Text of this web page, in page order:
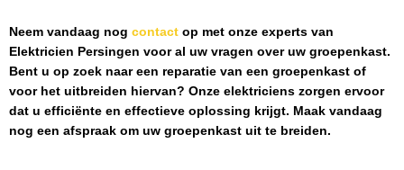
Neem vandaag nog contact op met onze experts van
Elektricien Persingen voor al uw vragen over uw groepenkast.
Bent u op zoek naar een reparatie van een groepenkast of
voor het uitbreiden hiervan? Onze elektriciens zorgen ervoor
dat u efficiënte en effectieve oplossing krijgt. Maak vandaag
nog een afspraak om uw groepenkast uit te breiden.